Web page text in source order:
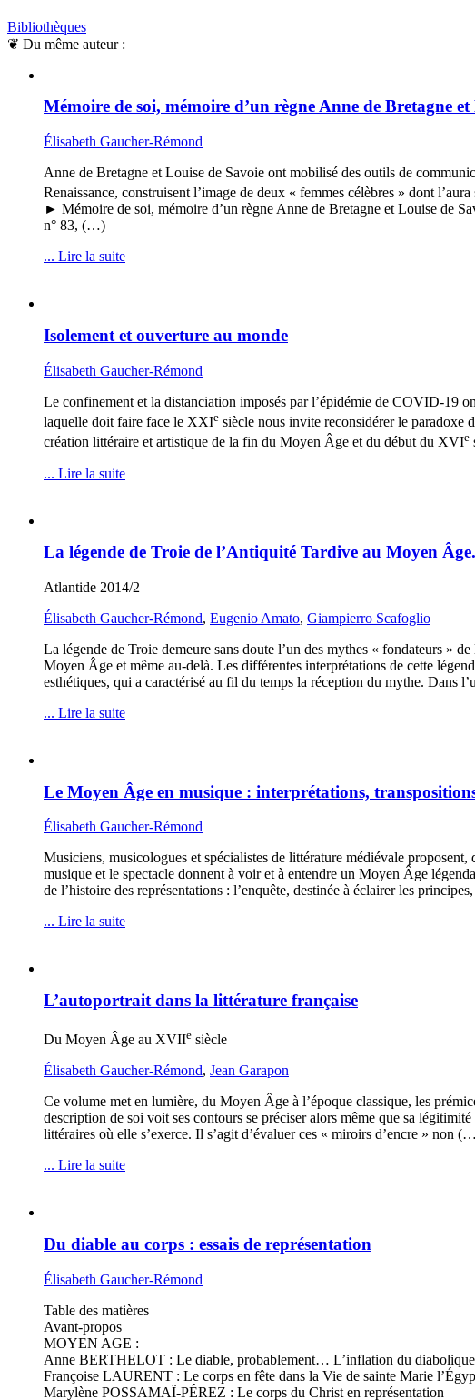
Bibliothèques
❦ Du même auteur :
Mémoire de soi, mémoire d’un règne Anne de Bretagne et
Élisabeth Gaucher-Rémond
Anne de Bretagne et Louise de Savoie ont mobilisé des outils de
Renaissance, construisent l’image de deux « femmes célèbres » dont
► Mémoire de soi, mémoire d’un règne Anne de Bretagne et Louise de
n° 83, (…)
... Lire la suite
Isolement et ouverture au monde
Élisabeth Gaucher-Rémond
Le confinement et la distanciation imposés par l’épidémie de COVID-19
laquelle doit faire face le XXIe siècle nous invite reconsidérer le paradoxe
création littéraire et artistique de la fin du Moyen Âge et du début du XVIe
... Lire la suite
La légende de Troie de l’Antiquité Tardive au Moyen
Atlantide 2014/2
Élisabeth Gaucher-Rémond, Eugenio Amato, Giampierro Scafoglio
La légende de Troie demeure sans doute l’un des mythes « fondateurs »
Moyen Âge et même au-delà. Les différentes interprétations de cette
esthétiques, qui a caractérisé au fil du temps la réception du mythe. Dans
... Lire la suite
Le Moyen Âge en musique : interprétations,
Élisabeth Gaucher-Rémond
Musiciens, musicologues et spécialistes de littérature médiévale
musique et le spectacle donnent à voir et à entendre un Moyen Âge
de l’histoire des représentations : l’enquête, destinée à éclairer les
... Lire la suite
L’autoportrait dans la littérature française
Du Moyen Âge au XVIIe siècle
Élisabeth Gaucher-Rémond, Jean Garapon
Ce volume met en lumière, du Moyen Âge à l’époque classique, les
description de soi voit ses contours se préciser alors même que sa
littéraires où elle s’exerce. Il s’agit d’évaluer ces « miroirs d’encre » non
... Lire la suite
Du diable au corps : essais de représentation
Élisabeth Gaucher-Rémond
Table des matières
Avant-propos
MOYEN AGE :
Anne BERTHELOT : Le diable, probablement… L’inflation du
Françoise LAURENT : Le corps en fête dans la Vie de sainte Marie
Marylène POSSAMAÏ-PÉREZ : Le corps du Christ en représentation